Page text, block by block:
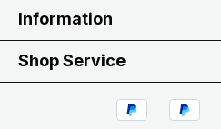
Information
Shop Service